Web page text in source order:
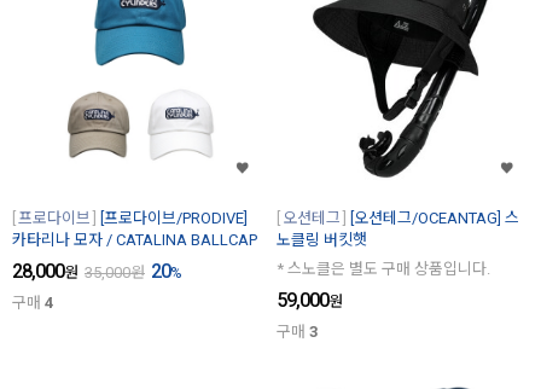
프로다이브
[프로다이브/PRODIVE]
카타리나 모자 / CATALINA BALLCAP
28,000원 35,000원 20%
구매 4
오션테그
[오션테그/OCEANTAG] 스
노클링 버킷햇
* 스노클은 별도 구매 상품입니다.
59,000원
구매 3